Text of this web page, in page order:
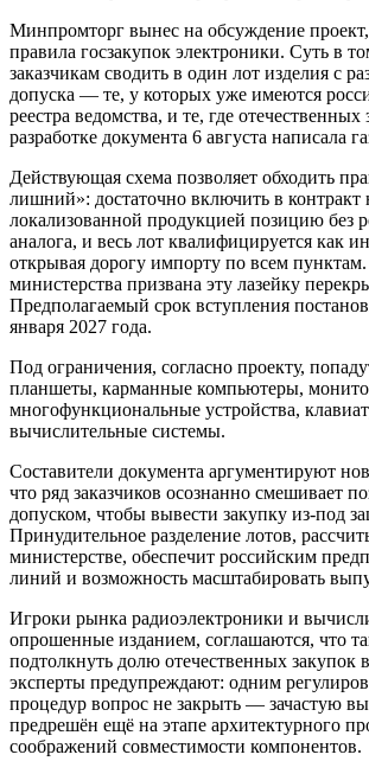
Минпромторг вынес на обсуждение
правила госзакупок электроники. Суть в
заказчикам сводить в один лот изделия с
допуска — те, у которых уже имеются
реестра ведомства, и те, где
разработке документа 6 августа написала
Действующая схема позволяет обходить
лишний»: достаточно включить в контракт
локализованной продукцией позицию без
аналога, и весь лот квалифицируется как
открывая дорогу импорту по всем
министерства призвана эту лазейку
Предполагаемый срок вступления
января 2027 года.
Под ограничения, согласно проекту,
планшеты, карманные компьютеры,
многофункциональные устройства,
вычислительные системы.
Составители документа аргументируют
что ряд заказчиков осознанно смешивает
допуском, чтобы вывести закупку из-под
Принудительное разделение лотов,
министерстве, обеспечит российским
линий и возможность масштабировать
Игроки рынка радиоэлектроники и
опрошенные изданием, соглашаются, что
подтолкнуть долю отечественных закупок
эксперты предупреждают: одним
процедур вопрос не закрыть — зачастую
предрешён ещё на этапе архитектурного
соображений совместимости компонентов.